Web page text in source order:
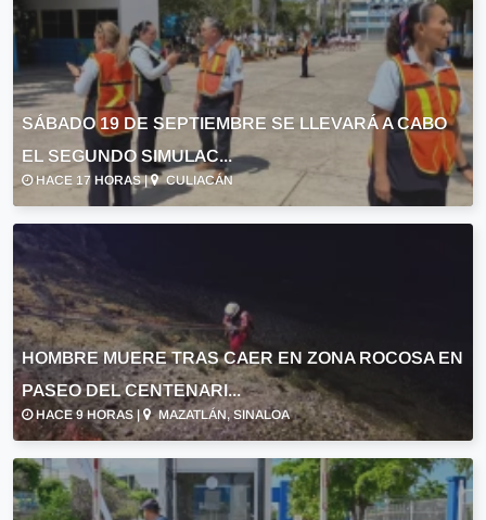
SÁBADO 19 DE SEPTIEMBRE SE LLEVARÁ A CABO
EL SEGUNDO SIMULAC...
HACE 17 HORAS | CULIACÁN
HOMBRE MUERE TRAS CAER EN ZONA ROCOSA EN
PASEO DEL CENTENARI...
HACE 9 HORAS | MAZATLÁN, SINALOA